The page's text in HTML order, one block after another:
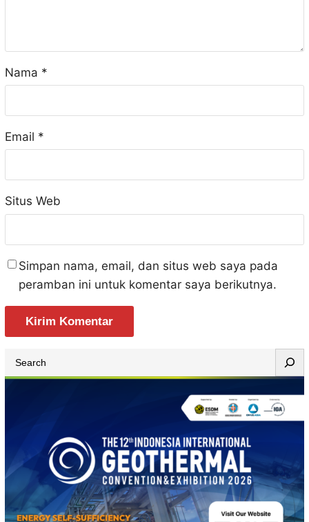
Nama *
Email *
Situs Web
Simpan nama, email, dan situs web saya pada
peramban ini untuk komentar saya berikutnya.
e